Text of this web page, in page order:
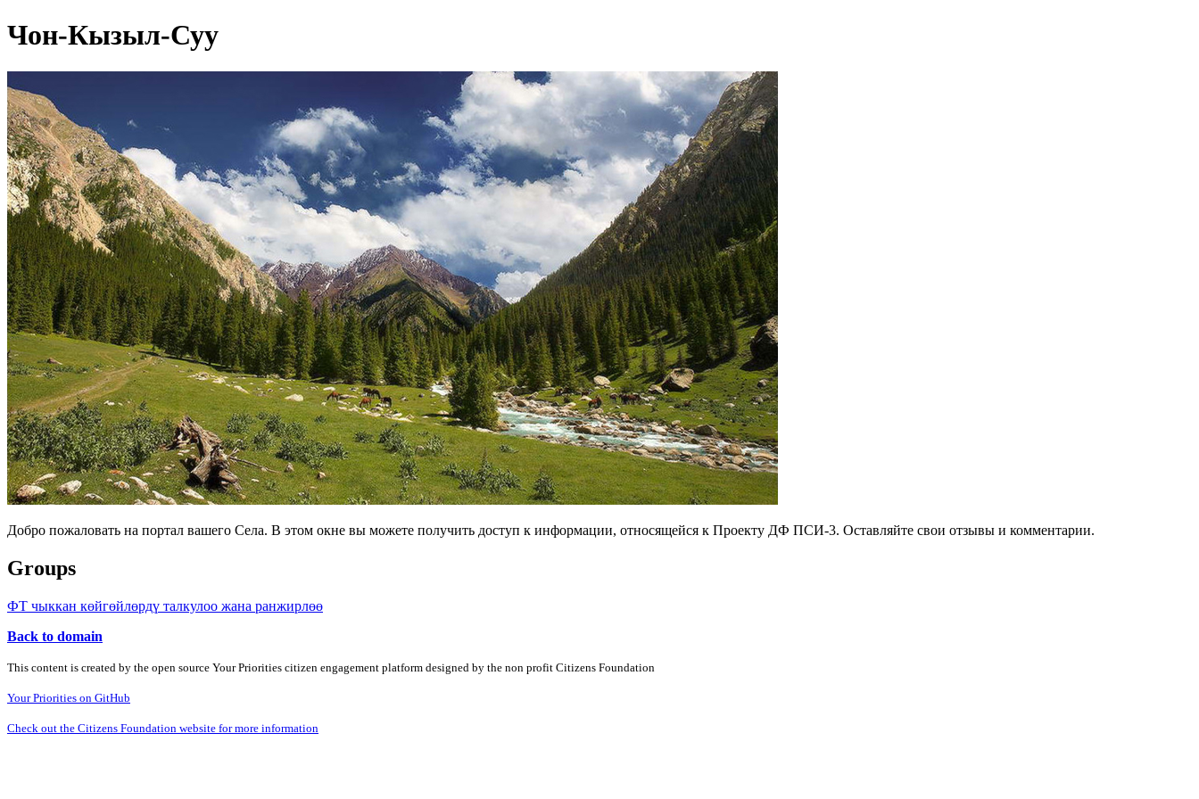
Чон-Кызыл-Суу
Добро пожаловать на портал вашего Села. В этом окне вы можете получить доступ к информации, относящейся к Проекту ДФ ПСИ-3. Оставляйте свои отзывы и комментарии.
Groups
ФТ чыккан көйгөйлөрдү талкулоо жана ранжирлөө
Back to domain
This content is created by the open source Your Priorities citizen engagement platform designed by the non profit Citizens Foundation
Your Priorities on GitHub
Check out the Citizens Foundation website for more information